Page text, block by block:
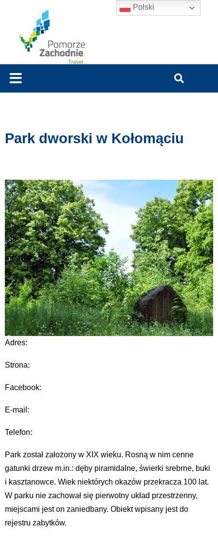
Park dworski w Kołomąciu
Adres:
Strona:
Facebook:
E-mail:
Telefon:
Park został założony w XIX wieku. Rosną w nim cenne
gatunki drzew m.in.: dęby piramidalne, świerki srebrne, buki
i kasztanowce. Wiek niektórych okazów przekracza 100 lat.
W parku nie zachował się pierwotny układ przestrzenny,
miejscami jest on zaniedbany. Obiekt wpisany jest do
rejestru zabytków.
Polski